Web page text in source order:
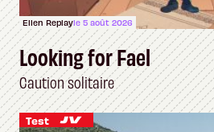
Ellen Replayle 5 août 2026
Looking for Fael
Caution solitaire
Test